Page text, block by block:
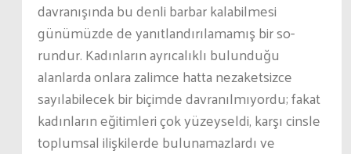
davranışında bu denli barbar kalabilmesi
günümüzde de yanıtlandırılamamış bir so­
rundur. Kadınların ayrıcalıklı bulunduğu
alanlarda onlara zalimce hatta nezaketsizce
sayılabilecek bir biçimde davranılmıyordu; fakat
kadınların eğitimleri çok yüzeyseldi, karşı cinsle
toplumsal ilişkilerde bulunamazlardı ve